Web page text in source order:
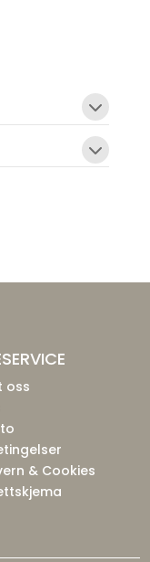
oss
& Cookies